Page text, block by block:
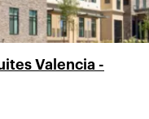
Valencia -